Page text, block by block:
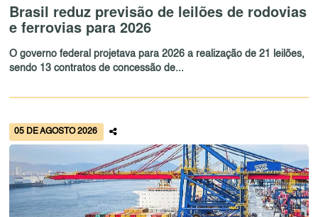
Brasil reduz previsão de leilões de rodovias
e ferrovias para 2026
O governo federal projetava para 2026 a realização de 21 leilões,
sendo 13 contratos de concessão de...
05 DE AGOSTO 2026